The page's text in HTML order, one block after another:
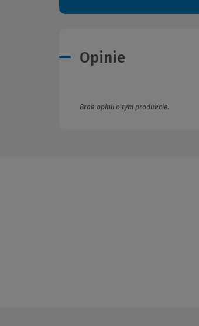
Opinie
Brak opinii o tym produkcie.